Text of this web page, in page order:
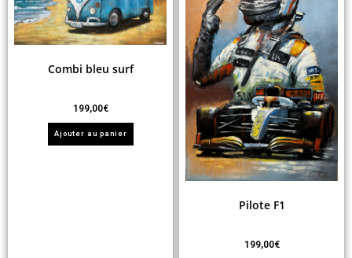
Combi bleu surf
199,00€
Ajouter au panier
Pilote F1
199,00€